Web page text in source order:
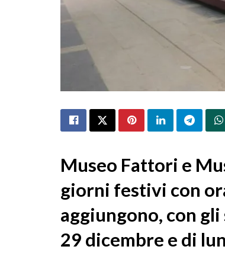
Museo Fattori e
giorni festivi con
aggiungono, con
29 dicembre e di